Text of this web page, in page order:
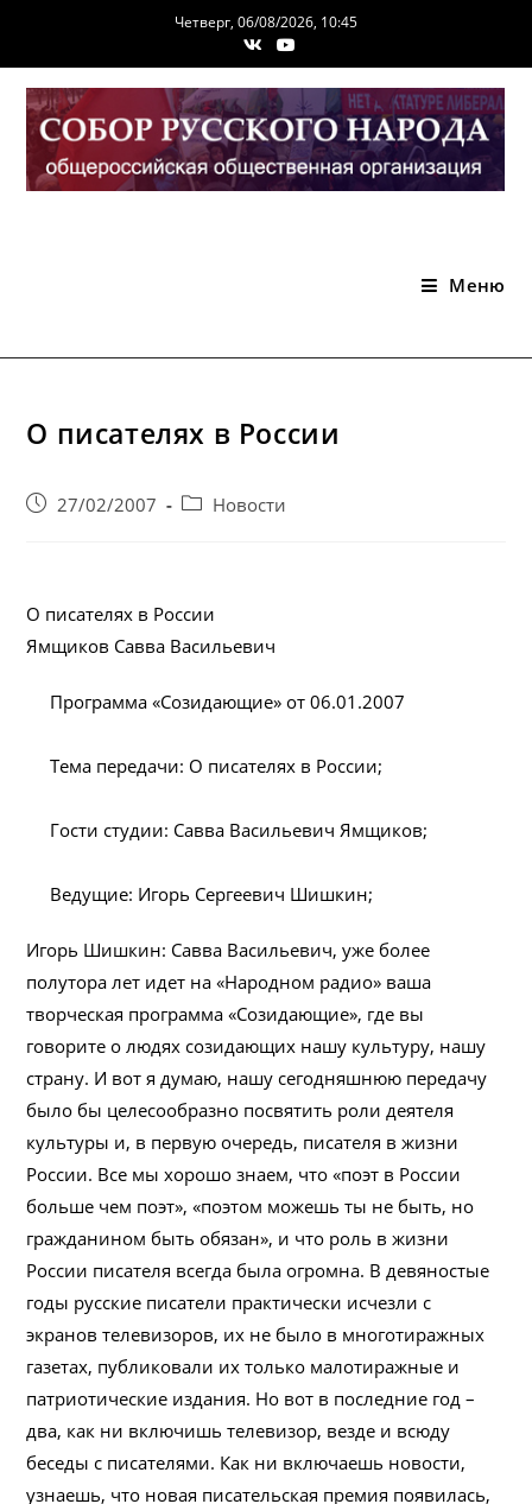
содержимому
Четверг, 06/08/2026, 10:45
Меню
О писателях в России
Запись27/02/2007
PostНовости
О писателях в России
Ямщиков Савва Васильевич
Программа «Созидающие» от 06.01.2007
Тема передачи: О писателях в России;
Гости студии: Савва Васильевич Ямщиков;
Ведущие: Игорь Сергеевич Шишкин;
Игорь Шишкин: Савва Васильевич, уже более
полутора лет идет на «Народном радио» ваша
творческая программа «Созидающие», где вы
говорите о людях созидающих нашу культуру, нашу
страну. И вот я думаю, нашу сегодняшнюю передачу
было бы целесообразно посвятить роли деятеля
культуры и, в первую очередь, писателя в жизни
России. Все мы хорошо знаем, что «поэт в России
больше чем поэт», «поэтом можешь ты не быть, но
гражданином быть обязан», и что роль в жизни
России писателя всегда была огромна. В девяностые
годы русские писатели практически исчезли с
экранов телевизоров, их не было в многотиражных
газетах, публиковали их только малотиражные и
патриотические издания. Но вот в последние год –
два, как ни включишь телевизор, везде и всюду
беседы с писателями. Как ни включаешь новости,
узнаешь, что новая писательская премия появилась,